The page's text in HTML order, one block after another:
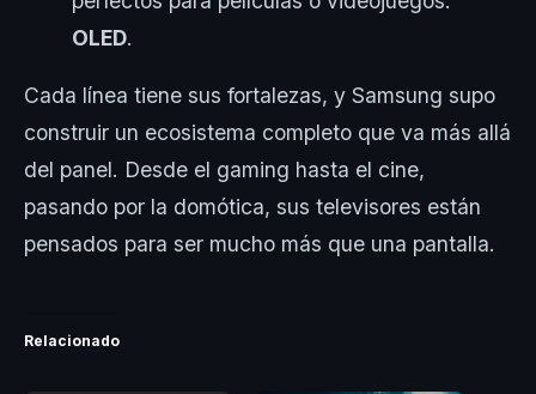
OLED.
Cada línea tiene sus fortalezas, y Samsung supo
construir un ecosistema completo que va más allá
del panel. Desde el gaming hasta el cine,
pasando por la domótica, sus televisores están
pensados para ser mucho más que una pantalla.
Relacionado